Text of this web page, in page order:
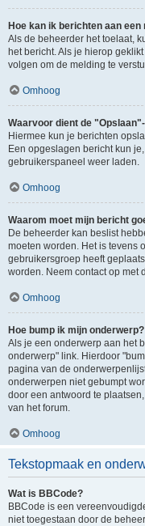
Hoe kan ik berichten aan
Als de beheerder het toelaat,
het bericht. Als je hierop
volgen om de melding te
Omhoog
Waarvoor dient de
Hiermee kun je berichten
Een opgeslagen bericht kun
gebruikerspaneel weer laden.
Omhoog
Waarom moet mijn bericht
De beheerder kan beslist
moeten worden. Het is tevens
gebruikersgroep heeft
worden. Neem contact op met
Omhoog
Hoe bump ik mijn onderwerp?
Als je een onderwerp aan het
onderwerp" link. Hierdoor
pagina van de
onderwerpen niet gebumpt
door een antwoord te
van het forum.
Omhoog
Tekstopmaak en
Wat is BBCode?
BBCode is een
niet toegestaan door de